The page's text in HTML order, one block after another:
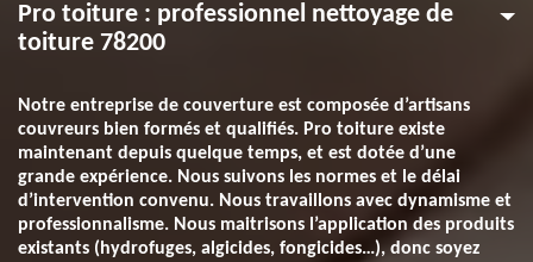
Pro toiture : professionnel nettoyage de
toiture 78200
Notre entreprise de couverture est composée d’artisans
couvreurs bien formés et qualifiés. Pro toiture existe
maintenant depuis quelque temps, et est dotée d’une
grande expérience. Nous suivons les normes et le délai
d’intervention convenu. Nous travaillons avec dynamisme et
professionnalisme. Nous maitrisons l’application des produits
existants (hydrofuges, algicides, fongicides…), donc soyez